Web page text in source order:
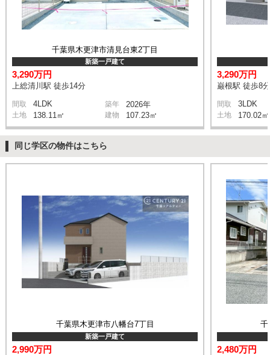
千葉県木更津市清見台東2丁目
新築一戸建て
3,290万円
上総清川駅 徒歩14分
間取 4LDK 築年 2026年
土地 138.11㎡ 建物 107.23㎡
3,290万円
巌根駅 徒歩8分
間取 3LDK
土地 170.02㎡
同じ学区の物件はこちら
千葉県木更津市八幡台7丁目
新築一戸建て
2,990万円
千
2,480万円